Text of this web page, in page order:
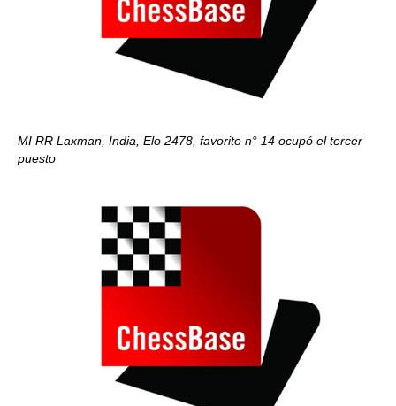
MI RR Laxman, India, Elo 2478, favorito n° 14 ocupó el tercer
puesto